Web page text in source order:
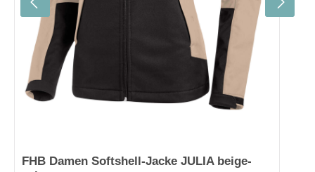
FHB Damen Softshell-Jacke JULIA beige-